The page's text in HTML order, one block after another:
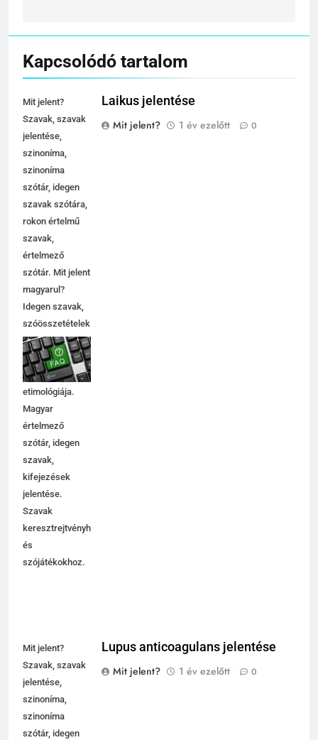
Kapcsolódó tartalom
Mit jelent?
Szavak, szavak
jelentése,
szinoníma,
szinoníma
szótár, idegen
szavak szótára,
rokon értelmű
szavak,
értelmező
szótár. Mit jelent
magyarul?
Idegen szavak,
szóösszetételek
jelentése,
magyarázata,
használata,
etimológiája.
Magyar
értelmező
szótár, idegen
szavak,
kifejezések
jelentése.
Szavak
keresztrejtvényhez
és
szójátékokhoz.
Laikus jelentése
Mit jelent?
1 év ezelőtt 0
Mit jelent?
Szavak, szavak
jelentése,
szinoníma,
szinoníma
szótár, idegen
Lupus anticoagulans jelentése
Mit jelent?
1 év ezelőtt 0